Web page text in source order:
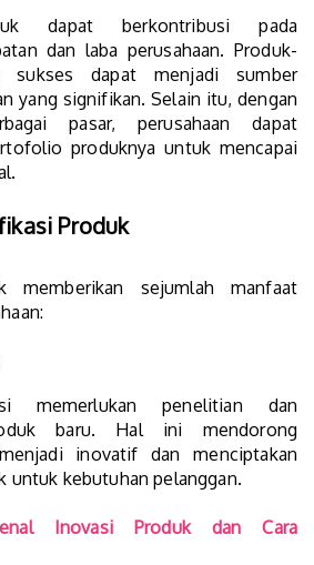
dapat berkontribusi pada
dan laba perusahaan. Produk-
sukses dapat menjadi sumber
yang signifikan. Selain itu, dengan
pasar, perusahaan dapat
produknya untuk mencapai
Produk
memberikan sejumlah manfaat
memerlukan penelitian dan
baru. Hal ini mendorong
inovatif dan menciptakan
untuk kebutuhan pelanggan.
Inovasi Produk dan Cara